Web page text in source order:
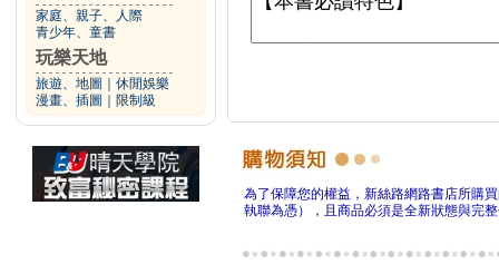
家庭、親子、人際
青少年、童書
玩樂天地
旅遊、地圖
休閒娛樂
漫畫、插圖
限制級
為了保障您的權益，新絲路網路書店所購
執聯為憑），且商品必須是全新狀態與完